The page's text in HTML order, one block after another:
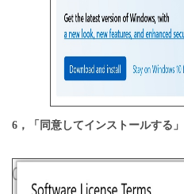
6，「同意してインストールする」